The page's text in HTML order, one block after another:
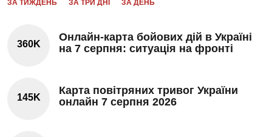
ЗА ТИЖДЕНЬ ЗА ТРИ ДНІ ЗА ДЕНЬ
360K
Онлайн-карта бойових дій в Україні
на 7 серпня: ситуація на фронті
145K
Карта повітряних тривог України
онлайн 7 серпня 2026